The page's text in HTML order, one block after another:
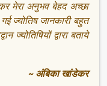
मेरा अनुभव बेहद अच्छा
ज्योतिष जानकारी बहुत
ज्योतिषियों द्वारा बताये
~ अंबिका खांडेकर